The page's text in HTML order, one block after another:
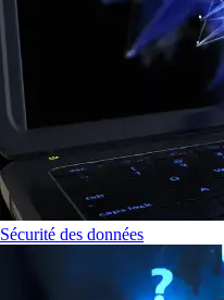
Sécurité des données